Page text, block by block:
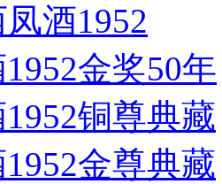
酒1952
金奖50年
铜尊典藏
金尊典藏